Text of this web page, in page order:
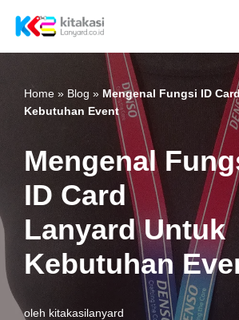
Home » Blog » Mengenal Fungsi ID
Kebutuhan Event
Mengenal
ID Card
Lanyard Untuk
Kebutuhan
oleh kitakasilanyard